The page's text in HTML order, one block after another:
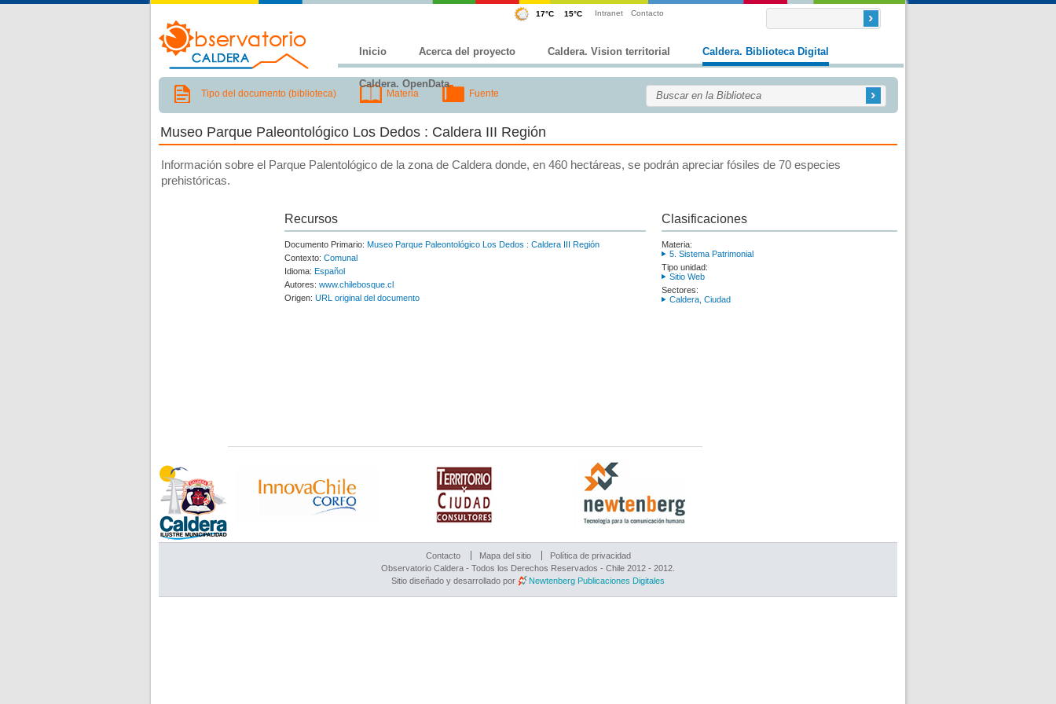
Intranet Contacto
Inicio Acerca del proyecto Caldera. Vision territorial Caldera. Biblioteca Digital
Caldera. OpenData
Tipo del documento (biblioteca) Materia Fuente
Museo Parque Paleontológico Los Dedos : Caldera III Región
Información sobre el Parque Palentológico de la zona de Caldera donde, en 460 hectáreas, se podrán apreciar fósiles de 70 especies
prehistóricas.
Recursos
Documento Primario: Museo Parque Paleontológico Los Dedos : Caldera III Región
Contexto: Comunal
Idioma: Español
Autores: www.chilebosque.cl
Origen: URL original del documento
Clasificaciones
Materia:
5. Sistema Patrimonial
Tipo unidad:
Sitio Web
Sectores:
Caldera, Ciudad
Contacto Mapa del sitio
Política de privacidad
Observatorio Caldera - Todos los Derechos Reservados - Chile 2012 - 2012.
Sitio diseñado y desarrollado por
Newtenberg Publicaciones Digitales